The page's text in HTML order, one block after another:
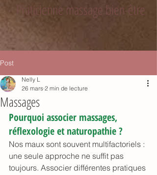
Praticienne massage bien-être
Post
Massages
Nelly L
26 mars 2 min de lecture
Pourquoi associer massages,
réflexologie et naturopathie ?
Nos maux sont souvent multifactoriels :
une seule approche ne suffit pas
toujours. Associer différentes pratiques